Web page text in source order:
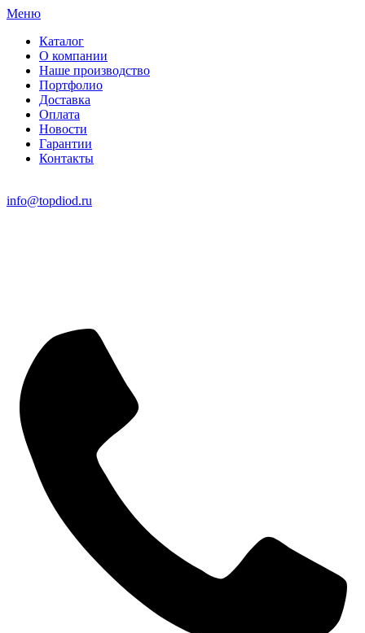
Меню
Каталог
О компании
Наше производство
Портфолио
Доставка
Оплата
Новости
Гарантии
Контакты
info@topdiod.ru